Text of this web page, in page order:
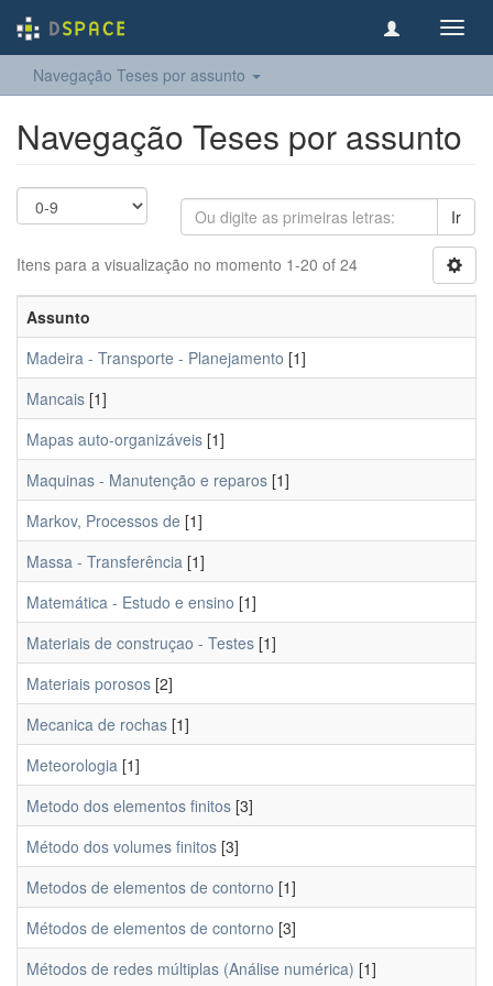
Navegação Teses por assunto
Navegação Teses por assunto
Ir
Itens para a visualização no momento 1-20 of 24
Assunto
Madeira - Transporte - Planejamento [1]
Mancais [1]
Mapas auto-organizáveis [1]
Maquinas - Manutenção e reparos [1]
Markov, Processos de [1]
Massa - Transferência [1]
Matemática - Estudo e ensino [1]
Materiais de construçao - Testes [1]
Materiais porosos [2]
Mecanica de rochas [1]
Meteorologia [1]
Metodo dos elementos finitos [3]
Método dos volumes finitos [3]
Metodos de elementos de contorno [1]
Métodos de elementos de contorno [3]
Métodos de redes múltiplas (Análise numérica) [1]